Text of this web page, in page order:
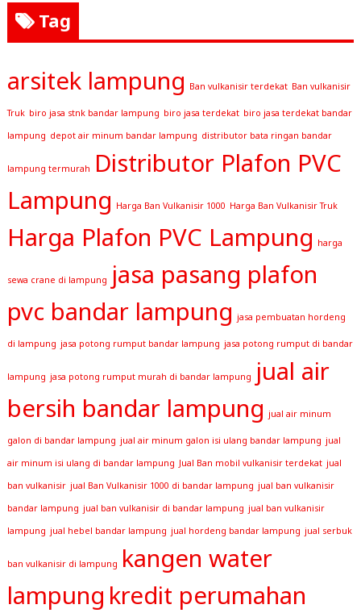
Tag
arsitek lampung Ban vulkanisir terdekat Ban vulkanisir
Truk biro jasa stnk bandar lampung biro jasa terdekat biro jasa terdekat bandar
lampung depot air minum bandar lampung distributor bata ringan bandar
lampung termurah
Distributor Plafon PVC
Lampung Harga Ban Vulkanisir 1000 Harga Ban Vulkanisir Truk
Harga Plafon PVC Lampung harga
sewa crane di lampung
jasa pasang plafon
pvc bandar lampung jasa pembuatan hordeng
di lampung jasa potong rumput bandar lampung jasa potong rumput di bandar
lampung jasa potong rumput murah di bandar lampung
jual air
bersih bandar lampung jual air minum
galon di bandar lampung jual air minum galon isi ulang bandar lampung jual
air minum isi ulang di bandar lampung Jual Ban mobil vulkanisir terdekat jual
ban vulkanisir jual Ban Vulkanisir 1000 di bandar lampung jual ban vulkanisir
bandar lampung jual ban vulkanisir di bandar lampung jual ban vulkanisir
lampung jual hebel bandar lampung jual hordeng bandar lampung jual serbuk
ban vulkanisir di lampung kangen water
lampung kredit perumahan